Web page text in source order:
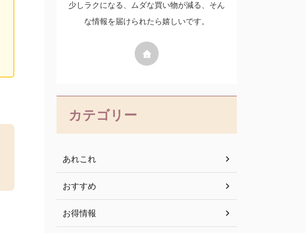
少しラクになる、ムダな買い物が減る、そん
な情報を届けられたら嬉しいです。
カテゴリー
あれこれ
おすすめ
お得情報